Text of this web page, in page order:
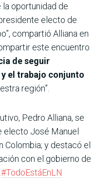
la oportunidad de
electo de
compartió Alliana en
este encuentro
de seguir
el trabajo conjunto
región”.
Pedro Alliana, se
electo José Manuel
Colombia; y destacó el
con el gobierno de
#TodoEstáEnLN